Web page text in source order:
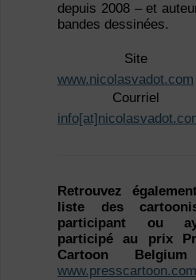
depuis 2008 – et
bandes dessinées.
 Site
www.nicolasvadot.com

Retrouvez
liste des
participant ou
participé au prix
Cartoon